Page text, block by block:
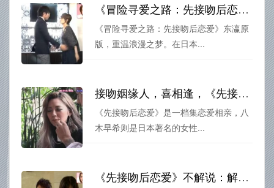
《冒险寻爱之路：先接吻后恋爱》东瀛原版，重温浪漫之梦
《冒险寻爱之路：先接吻后恋爱》东瀛原
版，重温浪漫之梦。在日本...
接吻姻缘人，喜相逢，《先接吻后恋爱》完整版日本综艺
《先接吻后恋爱》是一档集恋爱相亲，八
木早希则是日本著名的女性...
《先接吻后恋爱》不解说：解锁单身生活的新姿势